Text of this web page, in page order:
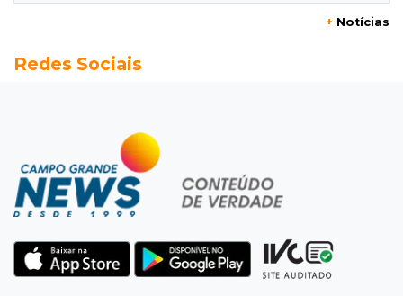
Com 11 gatos, morador pede fim do abandono
Justiça
Ex-PM deixa prisão para tratamento médico 5
meses após ser capturado
Júri condena a 25 anos homem que atropelou
esposa em frente aos filhos
+ Notícias
Redes Sociais